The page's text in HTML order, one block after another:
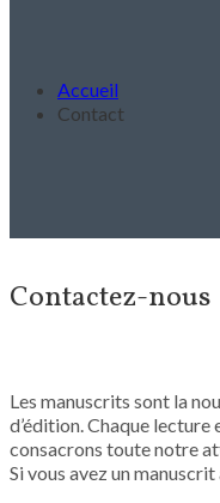
Accueil
Contact
Contactez-nous
Les manuscrits sont la
d’édition. Chaque lecture
consacrons toute notre
Si vous avez un